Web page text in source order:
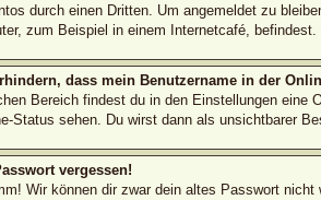
durch einen Dritten. Um angemeldet zu
zum Beispiel in einem Internetcafé,
dass mein Benutzername in der
Bereich findest du in den Einstellungen eine
Status sehen. Du wirst dann als unsichtbarer
vergessen!
Wir können dir zwar dein altes Passwort